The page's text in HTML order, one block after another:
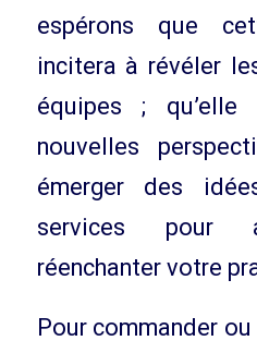
espérons que
incitera à révéler
équipes ;
nouvelles
émerger des
services pour
réenchanter votre
Pour commander